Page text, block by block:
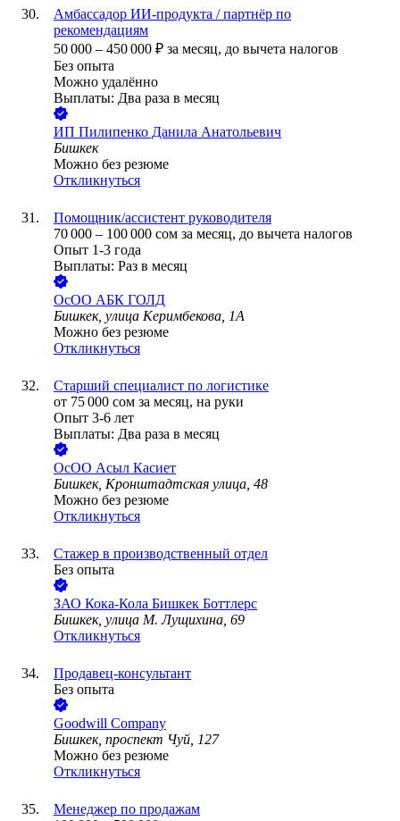
Амбассадор ИИ-продукта / партнёр по
рекомендациям
50 000 – 450 000 ₽ за месяц, до вычета налогов
Без опыта
Можно удалённо
Выплаты: Два раза в месяц
ИП Пилипенко Данила Анатольевич
Бишкек
Можно без резюме
Откликнуться
Помощник/ассистент руководителя
70 000 – 100 000 сом за месяц, до вычета налогов
Опыт 1-3 года
Выплаты: Раз в месяц
ОсОО АБК ГОЛД
Бишкек, улица Керимбекова, 1А
Можно без резюме
Откликнуться
Старший специалист по логистике
от 75 000 сом за месяц, на руки
Опыт 3-6 лет
Выплаты: Два раза в месяц
ОсОО Асыл Касиет
Бишкек, Кронштадтская улица, 48
Можно без резюме
Откликнуться
Стажер в производственный отдел
Без опыта
ЗАО Кока-Кола Бишкек Боттлерс
Бишкек, улица М. Лущихина, 69
Откликнуться
Продавец-консультант
Без опыта
Goodwill Company
Бишкек, проспект Чуй, 127
Можно без резюме
Откликнуться
Менеджер по продажам